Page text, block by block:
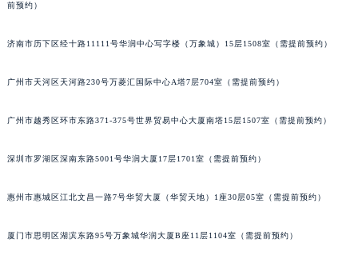
前预约）
济南市历下区经十路11111号华润中心写字楼（万象城）15层1508室（需提前预约）
广州市天河区天河路230号万菱汇国际中心A塔7层704室（需提前预约）
广州市越秀区环市东路371-375号世界贸易中心大厦南塔15层1507室（需提前预约）
深圳市罗湖区深南东路5001号华润大厦17层1701室（需提前预约）
惠州市惠城区江北文昌一路7号华贸大厦（华贸天地）1座30层05室（需提前预约）
厦门市思明区湖滨东路95号万象城华润大厦B座11层1104室（需提前预约）